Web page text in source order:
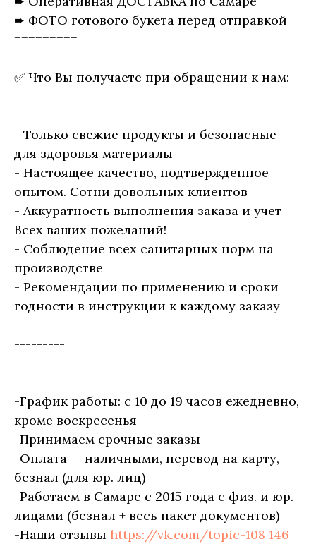
➨ ФОТО готового букета перед отправкой
=========
✅ Что Вы получаете при обращении к нам:
- Только свежие продукты и безопасные
для здоровья материалы
- Настоящее качество, подтвержденное
опытом. Сотни довольных клиентов
- Аккуратность выполнения заказа и учет
Всех ваших пожеланий!
- Соблюдение всех санитарных норм на
производстве
- Рекомендации по применению и сроки
годности в инструкции к каждому заказу
---------
-График работы: с 10 до 19 часов ежедневно,
кроме воскресенья
-Принимаем срочные заказы
-Оплата — наличными, перевод на карту,
безнал (для юр. лиц)
-Работаем в Самаре с 2015 года с физ. и юр.
лицами (безнал + весь пакет документов)
-Наши отзывы https://vk.com/topic-108 146